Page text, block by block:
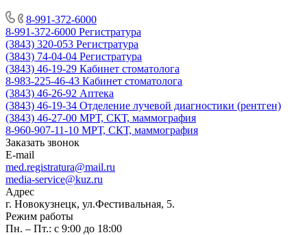
8-991-372-6000
8-991-372-6000 Регистратура
(3843) 320-053 Регистратура
(3843) 74-04-04 Регистратура
(3843) 46-19-29 Кабинет стоматолога
8-983-225-46-43 Кабинет стоматолога
(3843) 46-26-92 Аптека
(3843) 46-19-34 Отделение лучевой диагностики (рентген)
(3843) 46-27-00 МРТ, СКТ, маммография
8-960-907-11-10 МРТ, СКТ, маммография
Заказать звонок
E-mail
med.registratura@mail.ru
media-service@kuz.ru
Адрес
г. Новокузнецк, ул.Фестивальная, 5.
Режим работы
Пн. – Пт.: с 9:00 до 18:00